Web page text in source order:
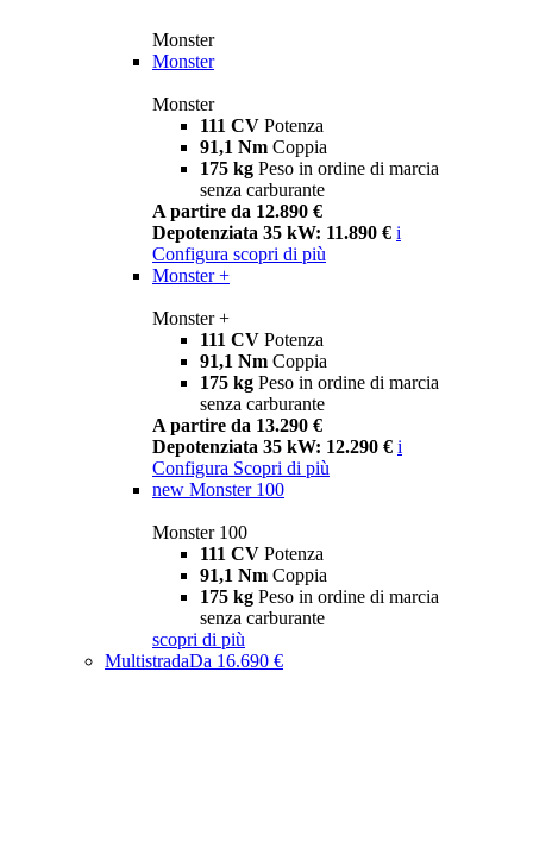
Monster
Monster
Monster
111 CV Potenza
91,1 Nm Coppia
175 kg Peso in ordine di marcia
senza carburante
A partire da 12.890 €
Depotenziata 35 kW: 11.890 € i
Configura scopri di più
Monster +
Monster +
111 CV Potenza
91,1 Nm Coppia
175 kg Peso in ordine di marcia
senza carburante
A partire da 13.290 €
Depotenziata 35 kW: 12.290 € i
Configura Scopri di più
new Monster 100
Monster 100
111 CV Potenza
91,1 Nm Coppia
175 kg Peso in ordine di marcia
senza carburante
scopri di più
MultistradaDa 16.690 €